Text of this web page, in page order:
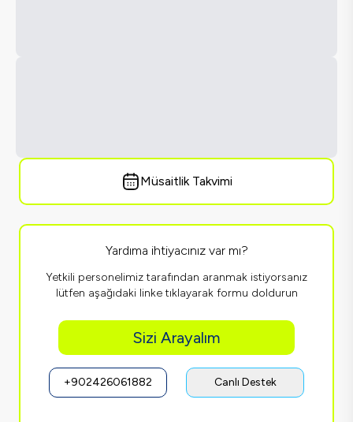
Müsaitlik Takvimi
Yardıma ihtiyacınız var mı?
Yetkili personelimiz tarafından aranmak istiyorsanız
lütfen aşağıdaki linke tıklayarak formu doldurun
Sizi Arayalım
+902426061882 Canlı Destek